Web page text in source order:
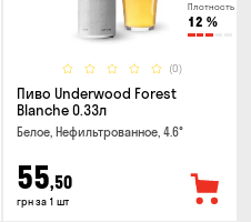
Плотность
12 %
(0)
Пиво Underwood Forest
Blanche 0.33л
Белое, Нефильтрованное, 4.6°
55,50
грн за 1 шт